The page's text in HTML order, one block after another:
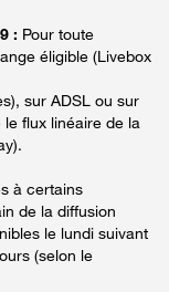
: Pour toute
éligible (Livebox
sur ADSL ou sur
flux linéaire de la
à certains
de la diffusion
le lundi suivant
(selon le